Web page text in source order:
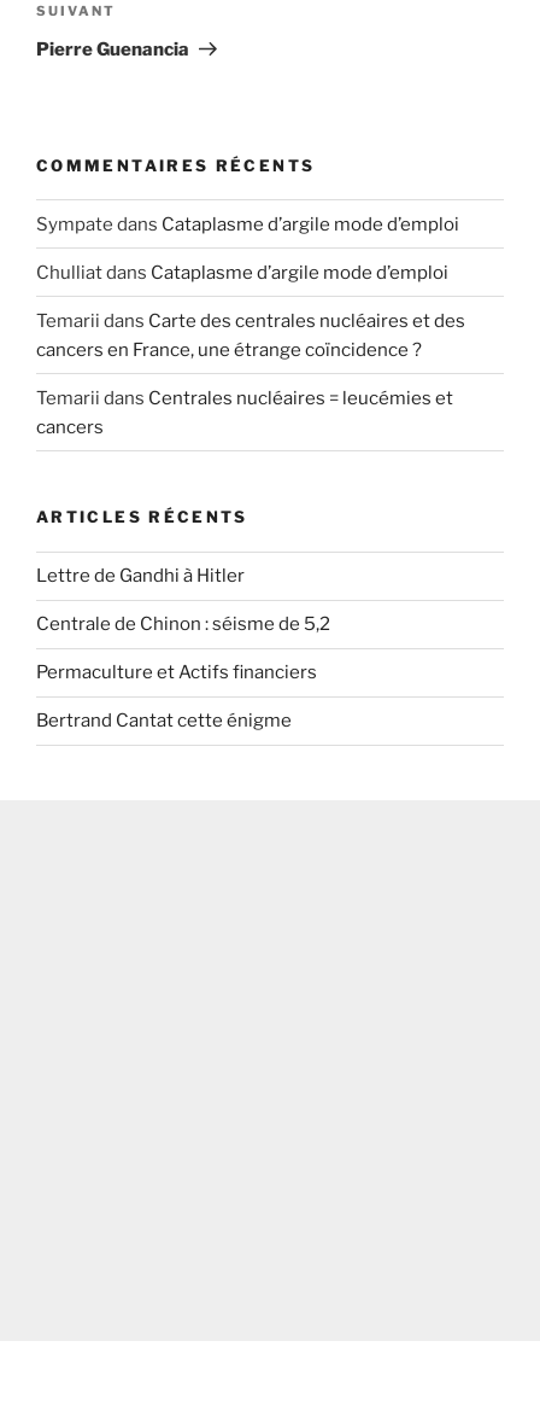
Article
suivant
SUIVANT
Pierre Guenancia
COMMENTAIRES RÉCENTS
Sympate dans Cataplasme d’argile mode d’emploi
Chulliatdans Cataplasme d’argile mode d’emploi
Temarii dans Carte des centrales nucléaires et des
cancers en France, une étrange coïncidence ?
Temarii dans Centrales nucléaires = leucémies et
cancers
ARTICLES RÉCENTS
Lettre de Gandhi à Hitler
Centrale de Chinon : séisme de 5,2
Permaculture et Actifs financiers
Bertrand Cantat cette énigme